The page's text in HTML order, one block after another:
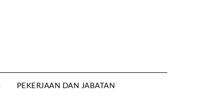
PEKERJAAN DAN JABATAN